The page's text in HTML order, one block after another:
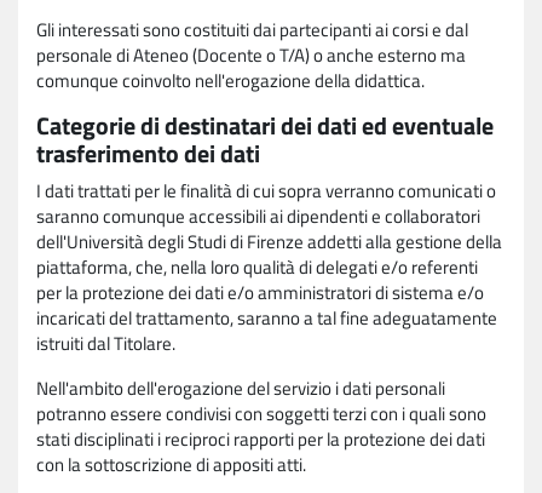
Gli interessati sono costituiti dai partecipanti ai corsi e dal
personale di Ateneo (Docente o T/A) o anche esterno ma
comunque coinvolto nell'erogazione della didattica.
Categorie di destinatari dei dati ed eventuale
trasferimento dei dati
I dati trattati per le finalità di cui sopra verranno comunicati o
saranno comunque accessibili ai dipendenti e collaboratori
dell'Università degli Studi di Firenze addetti alla gestione della
piattaforma, che, nella loro qualità di delegati e/o referenti
per la protezione dei dati e/o amministratori di sistema e/o
incaricati del trattamento, saranno a tal fine adeguatamente
istruiti dal Titolare.
Nell'ambito dell'erogazione del servizio i dati personali
potranno essere condivisi con soggetti terzi con i quali sono
stati disciplinati i reciproci rapporti per la protezione dei dati
con la sottoscrizione di appositi atti.